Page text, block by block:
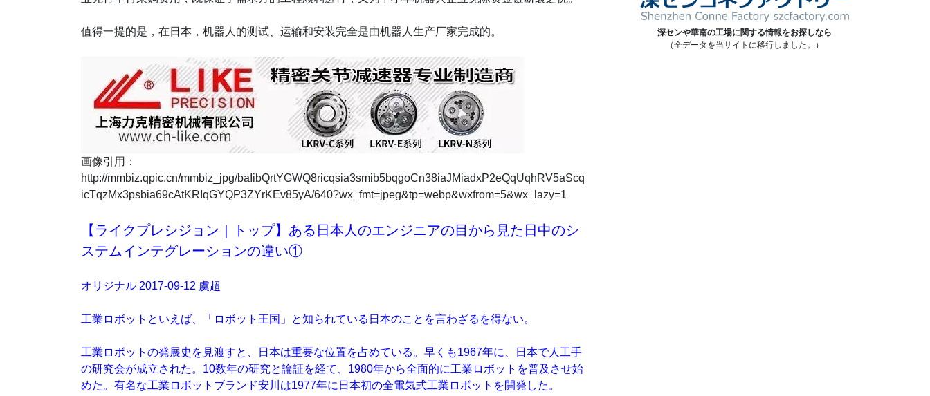
值得一提的是，在日本，机器人的测试、运输和安装完全是由机器人生产厂家完成的。
画像引用：
http://mmbiz.qpic.cn/mmbiz_jpg/baIibQrtYGWQ8ricqsia3smib5bqgoCn38iaJMiadxP2eQqUqhRV5aScq
icTqzMx3psbia69cAtKRIqGYQP3ZYrKEv85yA/640?wx_fmt=jpeg&tp=webp&wxfrom=5&wx_lazy=1
【ライクプレシジョン｜トップ】ある日本人のエンジニアの目から見た日中のシ
ステムインテグレーションの違い①
オリジナル 2017-09-12 虞超
工業ロボットといえば、「ロボット王国」と知られている日本のことを言わざるを得ない。
工業ロボットの発展史を見渡すと、日本は重要な位置を占めている。早くも1967年に、日本で人工手
の研究会が成立された。10数年の研究と論証を経て、1980年から全面的に工業ロボットを普及させ始
めた。有名な工業ロボットブランド安川は1977年に日本初の全電気式工業ロボットを開発した。
深センや華南の工場に関する情報をお探しなら
（全データを当サイトに移行しました。）